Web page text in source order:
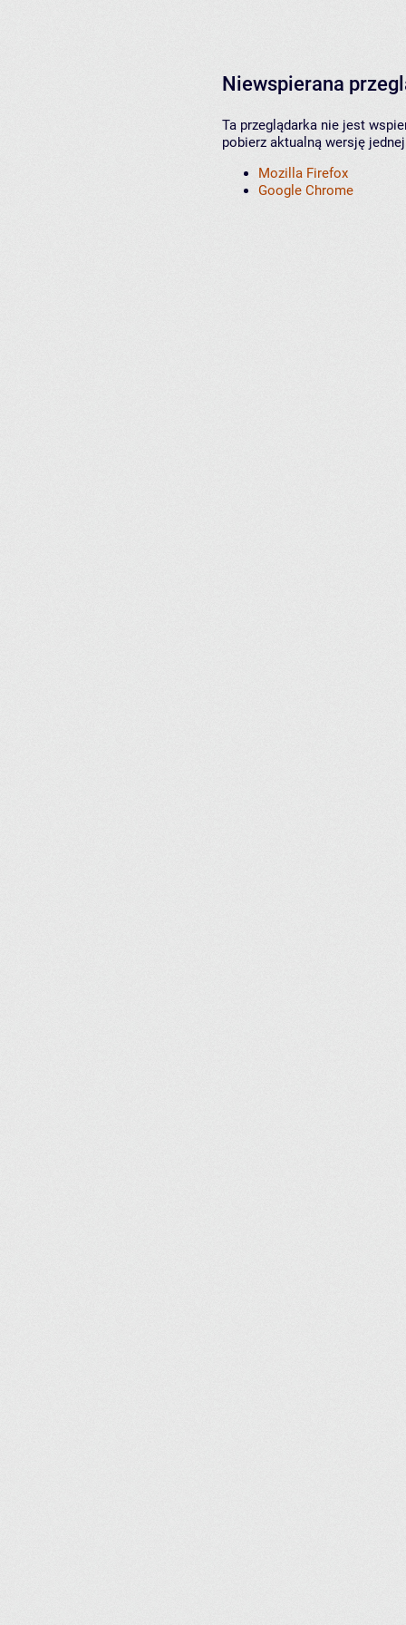
Niewspierana
Ta przeglądarka nie jest
pobierz aktualną wersję
Mozilla Firefox
Google Chrome